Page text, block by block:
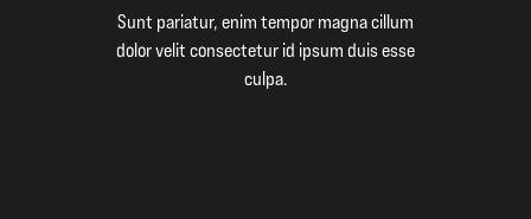
Sunt pariatur, enim tempor magna cillum
dolor velit consectetur id ipsum duis esse
culpa.